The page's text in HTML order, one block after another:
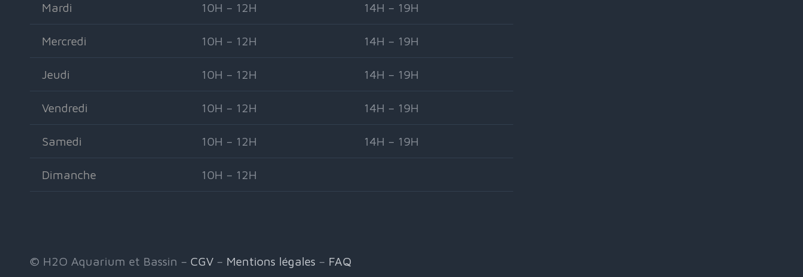
Mardi 10H – 12H 14H – 19H
Mercredi 10H – 12H 14H – 19H
Jeudi 10H – 12H 14H – 19H
Vendredi 10H – 12H 14H – 19H
Samedi 10H – 12H 14H – 19H
Dimanche 10H – 12H
© H2O Aquarium et Bassin – CGV – Mentions légales – FAQ